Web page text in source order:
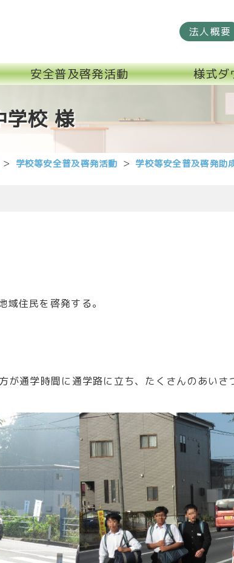
法人概要
安全普及啓発活動 様式ダ
校 様
学校等安全普及啓発活動 学校等安全普及啓発助
住民を啓発する。
が通学時間に通学路に立ち、たくさんのあい